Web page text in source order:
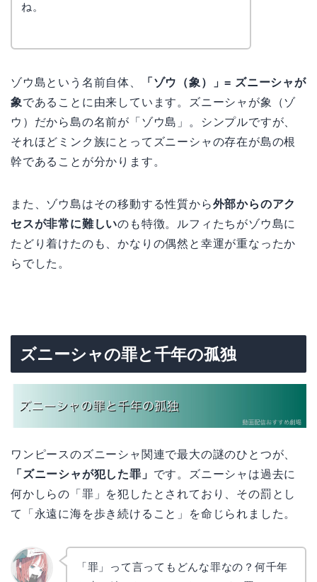
ね。
ゾウ島という名前自体、
「ゾウ（象）」= ズニーシャが
象であることに由来しています。ズニーシャが象（ゾ
ウ）だから島の名前が「ゾウ島」。シンプルですが、
それほどミンク族にとってズニーシャの存在が島の根
幹であることが分かります。
また、ゾウ島はその移動する性質から外部からのアク
セスが非常に難しいのも特徴。ルフィたちがゾウ島に
たどり着けたのも、かなりの偶然と幸運が重なったか
らでした。
ズニーシャの罪と千年の孤独
ワンピースのズニーシャ関連で最大の謎のひとつが、
「ズニーシャが犯した罪」 です。ズニーシャは過去に
何かしらの「罪」を犯したとされており、その罰とし
て「永遠に海を歩き続けること」を命じられました。
「罪」って言ってもどんな罪なの？何千年